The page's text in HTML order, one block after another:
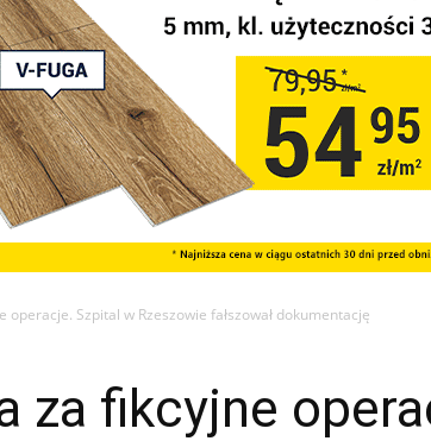
operacje. Szpital w Rzeszowie fałszował dokumentację
za fikcyjne